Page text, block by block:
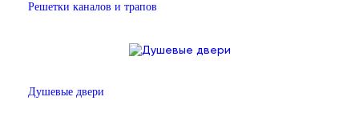
Решетки каналов и трапов
Душевые двери